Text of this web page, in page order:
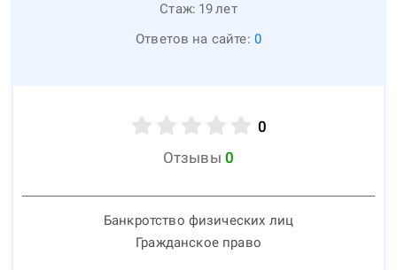
Стаж: 19лет
Ответов на сайте: 0
0
Отзывы 0
Банкротство физических лиц
Гражданское право